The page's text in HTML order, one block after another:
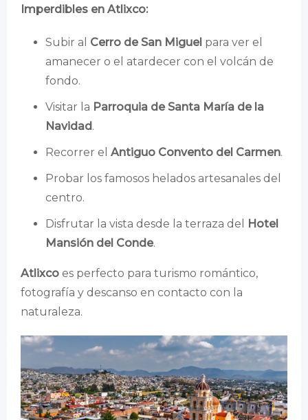
Imperdibles en Atlixco:
Subir al Cerro de San Miguel para ver el
amanecer o el atardecer con el volcán de
fondo.
Visitar la Parroquia de Santa María de la
Navidad.
Recorrer el Antiguo Convento del Carmen.
Probar los famosos helados artesanales del
centro.
Disfrutar la vista desde la terraza del
Hotel
Mansión del Conde.
Atlixco es perfecto para turismo romántico,
fotografía y descanso en contacto con la
naturaleza.